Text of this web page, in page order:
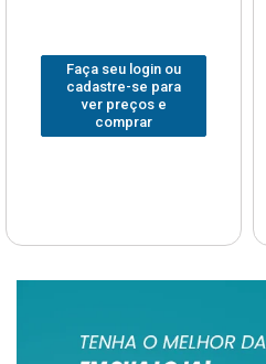
Faça seu login ou
cadastre-se para
ver preços e
comprar